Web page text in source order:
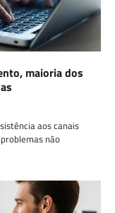
maioria dos
aos canais
não